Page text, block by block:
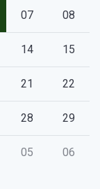
07 08
14 15
21 22
28 29
05 06